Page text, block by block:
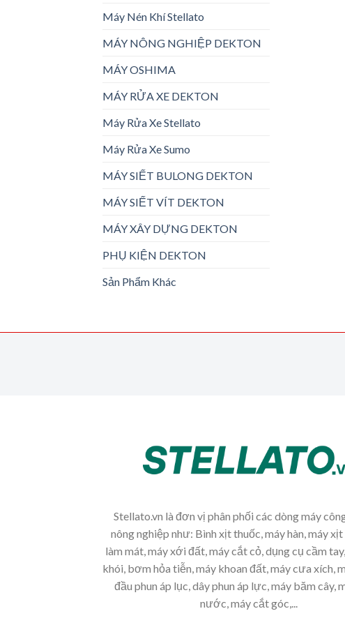
Máy Nén Khí Stellato
MÁY NÔNG NGHIỆP DEKTON
MÁY OSHIMA
MÁY RỬA XE DEKTON
Máy Rửa Xe Stellato
Máy Rửa Xe Sumo
MÁY SIẾT BULONG DEKTON
MÁY SIẾT VÍT DEKTON
MÁY XÂY DỰNG DEKTON
PHỤ KIỆN DEKTON
Sản Phẩm Khác
Stellato.vn là đơn vị phân phối các dòng máy
nông nghiệp như: Bình xịt thuốc, máy hàn, máy
làm mát, máy xới đất, máy cắt cỏ, dụng cụ cầm
khói, bơm hỏa tiễn, máy khoan đất, máy cưa xích,
đầu phun áp lục, dây phun áp lực, máy băm cây,
nước, máy cắt góc,...